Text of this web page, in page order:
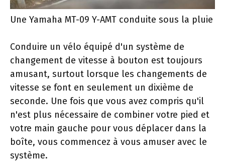
Une Yamaha MT-09 Y-AMT conduite sous la pluie
Conduire un vélo équipé d'un système de
changement de vitesse à bouton est toujours
amusant, surtout lorsque les changements de
vitesse se font en seulement un dixième de
seconde. Une fois que vous avez compris qu'il
n'est plus nécessaire de combiner votre pied et
votre main gauche pour vous déplacer dans la
boîte, vous commencez à vous amuser avec le
système.